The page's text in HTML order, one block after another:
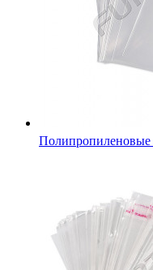
Полипропиленовые